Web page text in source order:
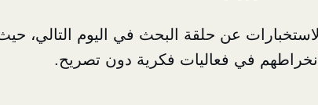
عن حلقة البحث في اليوم التالي،
في فعاليات فكرية دون تصريح.